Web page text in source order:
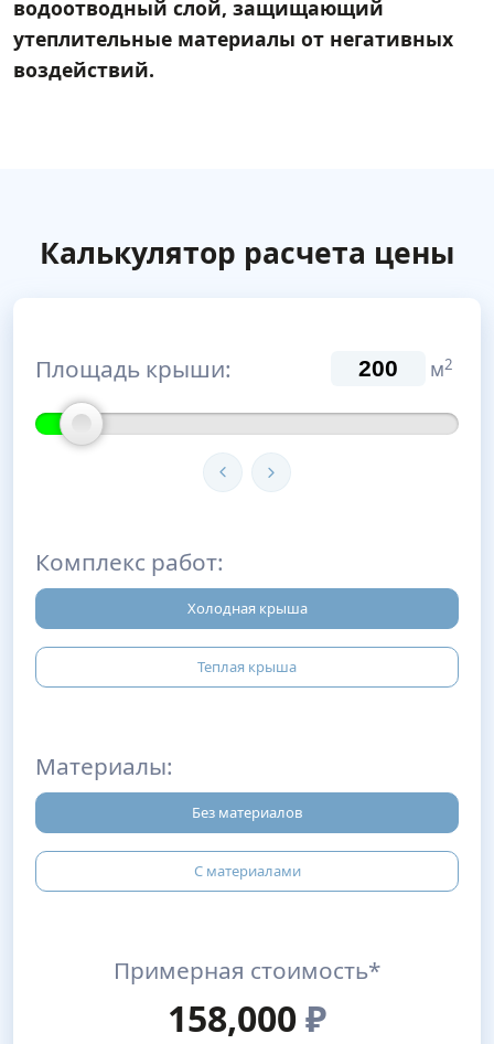
водоотводный слой, защищающий
утеплительные материалы от негативных
воздействий.
Калькулятор расчета цены
Площадь крыши: м2
Комплекс работ:
Холодная крыша
Теплая крыша
Материалы:
Без материалов
С материалами
Примерная стоимость*
158,000₽